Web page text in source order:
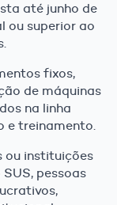
até junho de
ou superior ao
fixos,
de máquinas
na linha
e treinamento.
ou instituições
pessoas